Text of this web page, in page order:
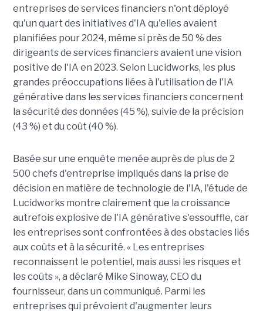
entreprises de services financiers n'ont déployé
qu'un quart des initiatives d'IA qu'elles avaient
planifiées pour 2024, même si près de 50 % des
dirigeants de services financiers avaient une vision
positive de l'IA en 2023. Selon Lucidworks, les plus
grandes préoccupations liées à l'utilisation de l'IA
générative dans les services financiers concernent
la sécurité des données (45 %), suivie de la précision
(43 %) et du coût (40 %).
Basée sur une enquête menée auprès de plus de 2
500 chefs d'entreprise impliqués dans la prise de
décision en matière de technologie de l'IA, l'étude de
Lucidworks montre clairement que la croissance
autrefois explosive de l'IA générative s'essouffle, car
les entreprises sont confrontées à des obstacles liés
aux coûts et à la sécurité. « Les entreprises
reconnaissent le potentiel, mais aussi les risques et
les coûts », a déclaré Mike Sinoway, CEO du
fournisseur, dans un communiqué. Parmi les
entreprises qui prévoient d'augmenter leurs